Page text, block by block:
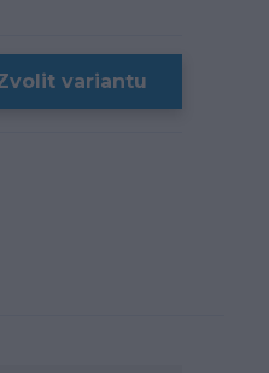
variantu